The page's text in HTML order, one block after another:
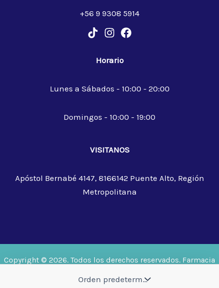
+56 9 9308 5914
Horario
Lunes a Sábados - 10:00 - 20:00
Domingos - 10:00 - 19:00
VISITANOS
Apóstol Bernabé 4147, 8166142 Puente Alto, Región
Metropolitana
Copyright © 2026. Todos los derechos reservados. Farmacia